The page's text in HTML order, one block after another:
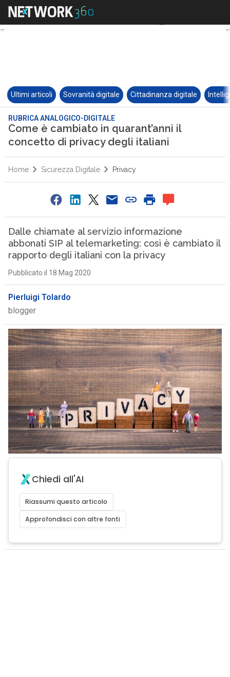
Ultimi articoli Sovranità digitale Cittadinanza digitale
RUBRICA ANALOGICO-DIGITALE
Come è cambiato in quarant’anni il
concetto di privacy degli italiani
Home Sicurezza Digitale Privacy
Dalle chiamate al servizio informazione
abbonati SIP al telemarketing: così è cambiato il
rapporto degli italiani con la privacy
Pubblicato il 18 Mag 2020
Pierluigi Tolardo
blogger
Chiedi all'AI
Riassumi questo articolo
Approfondisci con altre fonti